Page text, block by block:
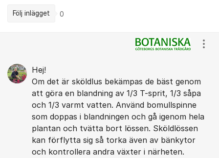
Följ inlägget 0
Hej!
Om det är sköldlus bekämpas de bäst genom
att göra en blandning av 1/3 T-sprit, 1/3 såpa
och 1/3 varmt vatten. Använd bomullspinne
som doppas i blandningen och gå igenom hela
plantan och tvätta bort lössen. Sköldlössen
kan förflytta sig så torka även av bänkytor
och kontrollera andra växter i närheten.